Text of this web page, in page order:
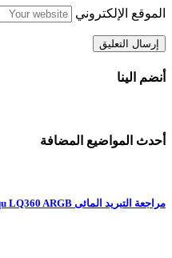
الموقع الإلكتروني
أنضم الينا
أحدث المواضيع المضافة
مراجعة التبريد المائى XASTRA Equ LQ360 ARGB